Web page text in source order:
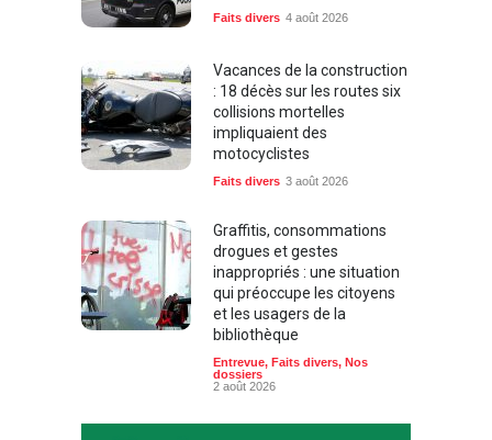
Faits divers 4 août 2026
Vacances de la construction
: 18 décès sur les routes six
collisions mortelles
impliquaient des
motocyclistes
Faits divers 3 août 2026
Graffitis, consommations
drogues et gestes
inappropriés : une situation
qui préoccupe les citoyens
et les usagers de la
bibliothèque
Entrevue, Faits divers, Nos
dossiers
2 août 2026